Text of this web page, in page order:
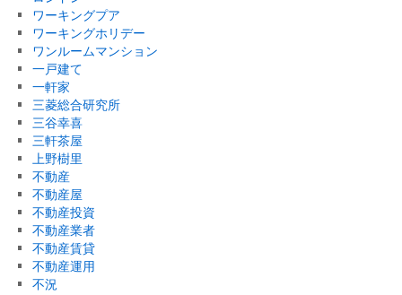
ワーキングプア
ワーキングホリデー
ワンルームマンション
一戸建て
一軒家
三菱総合研究所
三谷幸喜
三軒茶屋
上野樹里
不動産
不動産屋
不動産投資
不動産業者
不動産賃貸
不動産運用
不況